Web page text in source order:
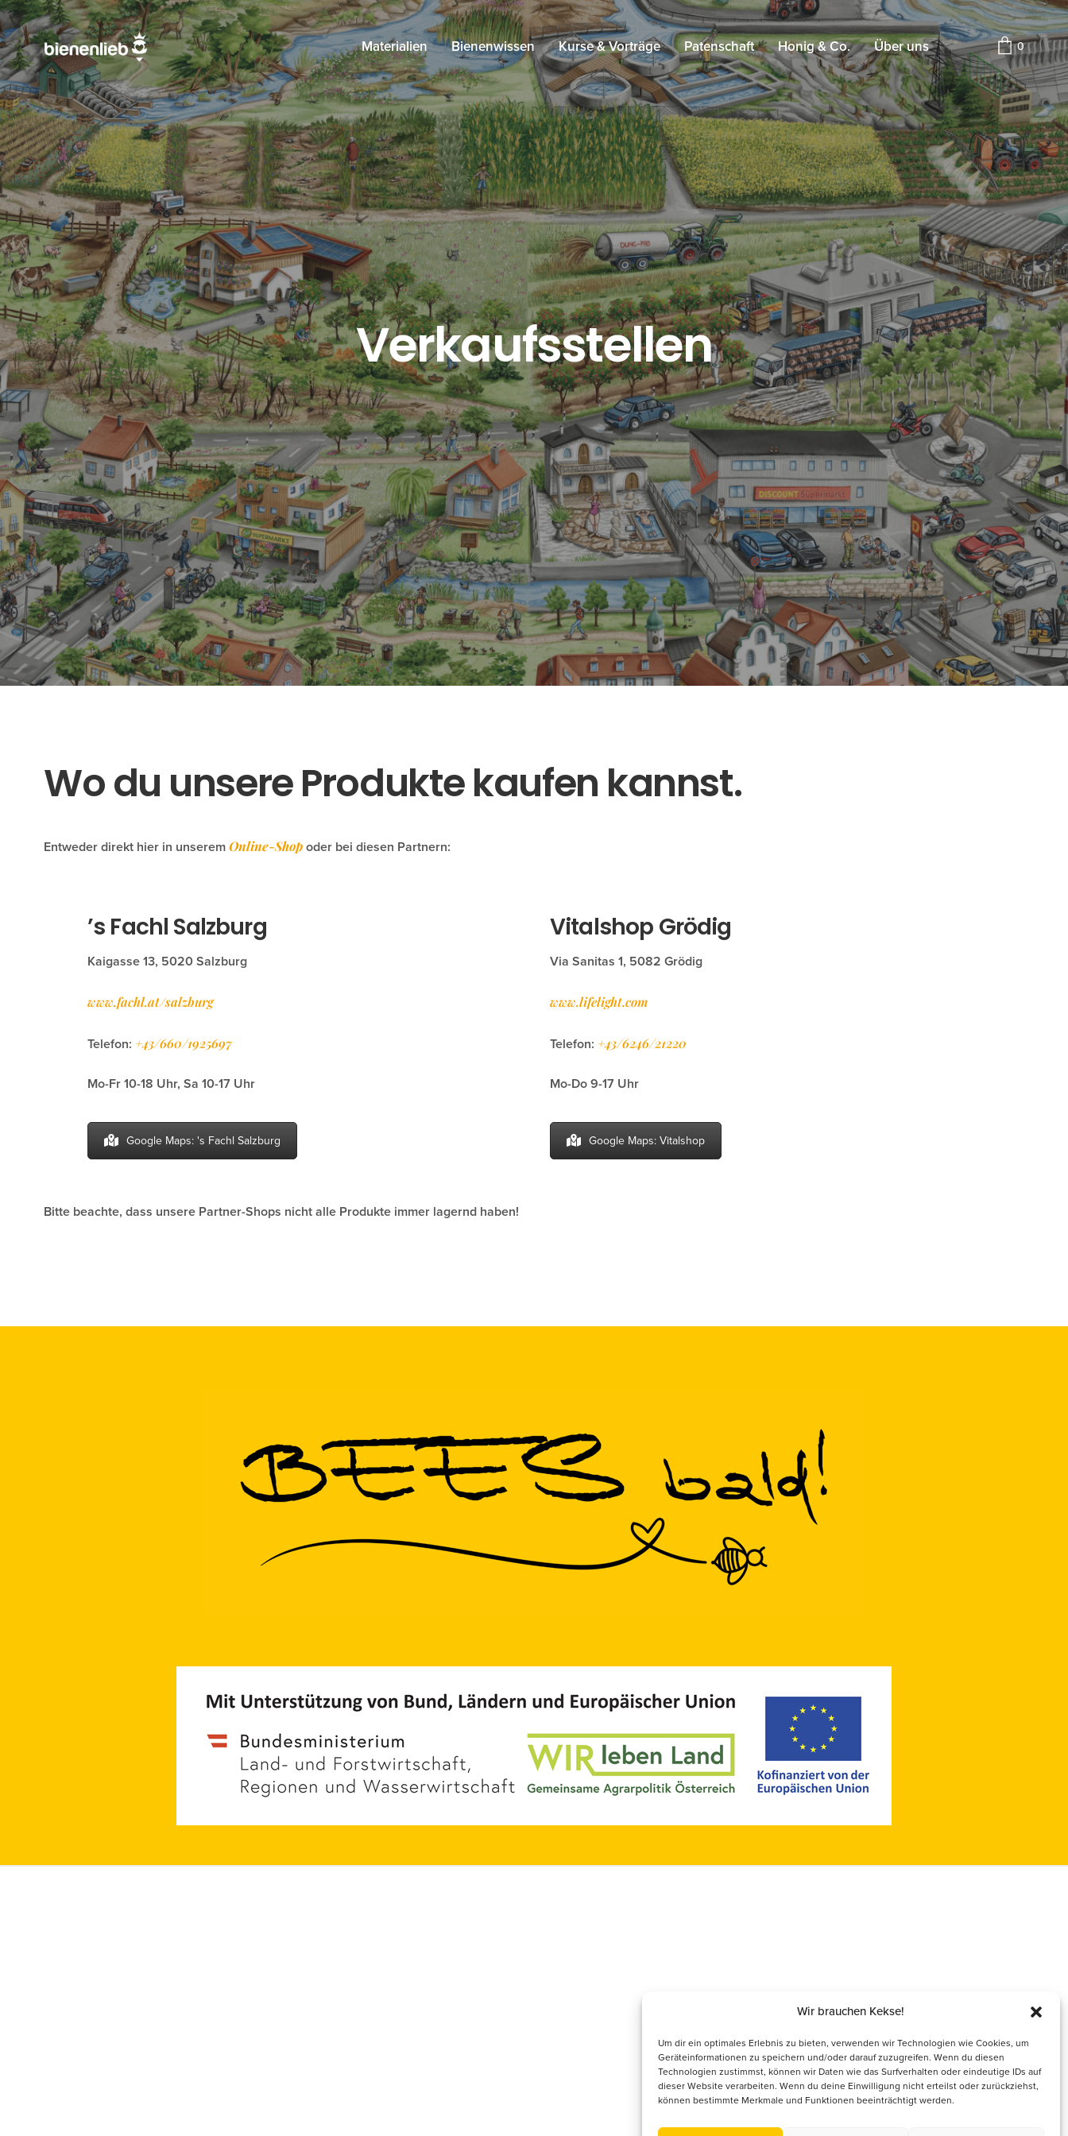
Wir brauchen Kekse!
Um dir ein optimales Erlebnis zu bieten, verwenden wir Technologien wie Cookies, um
Geräteinformationen zu speichern und/oder darauf zuzugreifen. Wenn du diesen
Technologien zustimmst, können wir Daten wie das Surfverhalten oder eindeutige IDs auf
dieser Website verarbeiten. Wenn du deine Einwilligung nicht erteilst oder zurückziehst,
können bestimmte Merkmale und Funktionen beeinträchtigt werden.
Materialien Bienenwissen Kurse & Vorträge Patenschaft Honig & Co. Über uns 0
Verkaufsstellen
Wo du unsere Produkte kaufen kannst.
Entweder direkt hier in unseremOnline-Shop oder bei diesen Partnern:
’s Fachl Salzburg
Kaigasse 13, 5020 Salzburg
www.fachl.at/salzburg
Telefon: +43/660/1925697
Mo-Fr 10-18 Uhr, Sa 10-17 Uhr
Google Maps: 's Fachl Salzburg
Vitalshop Grödig
Via Sanitas 1, 5082 Grödig
www.lifelight.com
Telefon: +43/6246/21220
Mo-Do 9-17 Uhr
Google Maps: Vitalshop
Bitte beachte, dass unsere Partner-Shops nicht alle Produkte immer lagernd haben!
Navigation
Materialien
Bienenwissen
Links
Impressum
Datenschutz
Supported by
Mitglied im
Österreichischer Erwerbsimkerbund
(ÖEIB)
www.erwerbsimkerbund.at
Erwerbsimkerbund (DBIB)